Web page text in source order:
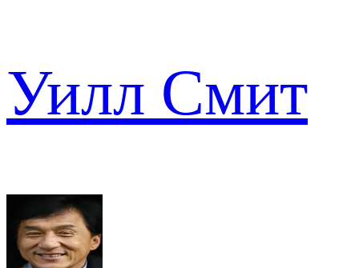
Уилл Смит